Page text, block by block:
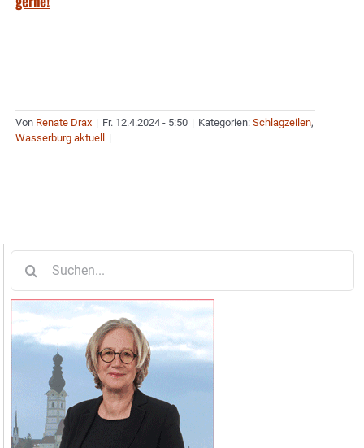
Von Renate Drax | Fr. 12.4.2024 - 5:50 | Kategorien: Schlagzeilen,
Wasserburg aktuell
|
nach: